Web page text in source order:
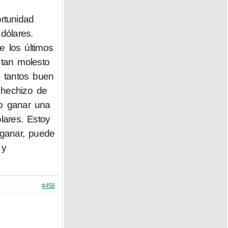
los últimos
molesto
buen
de
ganar una
Estoy
puede
#458